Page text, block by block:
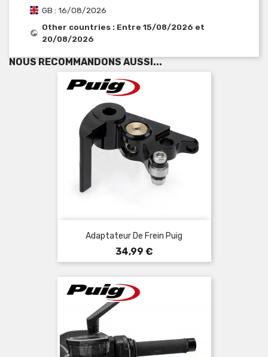
GB : 16/08/2026
Other countries : Entre 15/08/2026 et
20/08/2026
NOUS RECOMMANDONS AUSSI...
Adaptateur De Frein Puig
Prix
34,99 €